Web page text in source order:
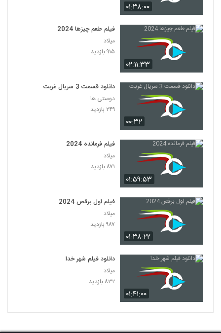
۰۱:۳۸:۰۰
۰۲:۱۱:۳۳
فیلم طعم چیزها 2024
میلاد
۹۱۵ بازدید
۰۰:۳۲
دانلود قسمت 3 سریال غربت
دوستی ها
۲۴۹ بازدید
۰۱:۵۹:۵۳
فیلم فرمانده 2024
میلاد
۸۷۱ بازدید
۰۱:۳۸:۲۲
فیلم اول برقص 2024
میلاد
۹۸۷ بازدید
۰۱:۴۱:۰۰
دانلود فیلم شهر خدا
میلاد
۸۳۲ بازدید